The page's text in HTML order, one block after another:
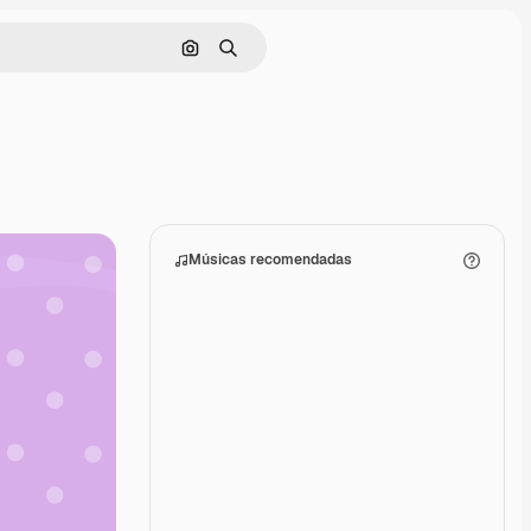
Pesquisar por imagem
Buscar
Músicas recomendadas